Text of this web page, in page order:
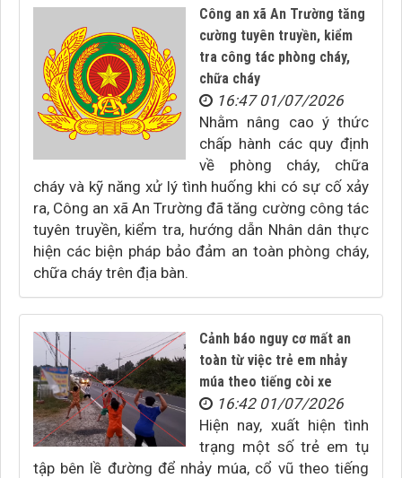
Công an xã An Trường tăng
cường tuyên truyền, kiểm
tra công tác phòng cháy,
chữa cháy
16:47 01/07/2026
Nhằm nâng cao ý thức
chấp hành các quy định
về phòng cháy, chữa
cháy và kỹ năng xử lý tình huống khi có sự cố xảy
ra, Công an xã An Trường đã tăng cường công tác
tuyên truyền, kiểm tra, hướng dẫn Nhân dân thực
hiện các biện pháp bảo đảm an toàn phòng cháy,
chữa cháy trên địa bàn.
Cảnh báo nguy cơ mất an
toàn từ việc trẻ em nhảy
múa theo tiếng còi xe
16:42 01/07/2026
Hiện nay, xuất hiện tình
trạng một số trẻ em tụ
tập bên lề đường để nhảy múa, cổ vũ theo tiếng